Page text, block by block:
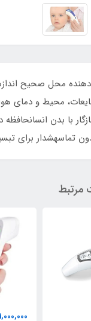
محیط و دمای
تماسهشدار برای
مرتبط
1,000,000